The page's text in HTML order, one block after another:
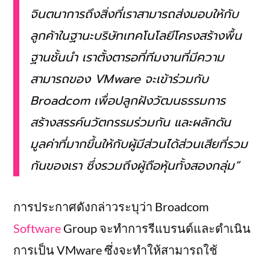
จินตนาการถึงสิ่งที่เราสามารถส่งมอบให้กับ
ลูกค้าในฐานะบริษัทเทคโนโลยีโครงสร้างพื้น
ฐานชั้นนำ เราตั้งตารอที่ทีมงานที่มีความ
สามารถของ VMware จะเข้าร่วมกับ
Broadcom เพื่อปลูกฝังวัฒนธรรมการ
สร้างสรรค์นวัตกรรมร่วมกัน และผลักดัน
มูลค่าที่มากขึ้นให้กับผู้มีส่วนได้ส่วนเสียที่รวม
กันของเรา ซึ่งรวมถึงผู้ถือหุ้นทั้งสองกลุ่ม”
การประกาศดังกล่าวระบุว่า Broadcom
Software Group จะทำการรีแบรนด์และดำเนิน
การเป็น VMware ซึ่งจะทำให้สามารถใช้